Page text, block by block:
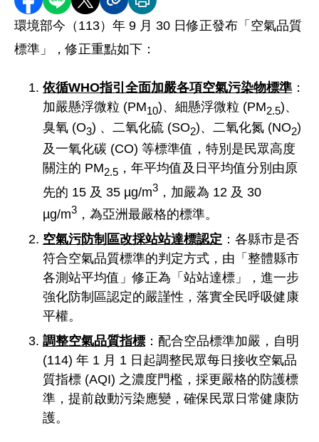
分享至 Facebook
分享到 LINE
分享到 X分享內容連結
列印本頁
環境部今（113）年 9 月 30 日修正發布「空氣品質
標準」，修正重點如下：
依循WHO指引全面加嚴各項空氣污染物標準 ：
加嚴懸浮微粒 (PM10)、細懸浮微粒 (PM2.5)、
臭氧 (O3) 、二氧化硫 (SO2)、二氧化氮 (NO2)
及一氧化碳 (CO) 等標準值，特別是民眾高度
關注的 PM2.5 ，年平均值及日平均值分別由原
先的 15 及 35 µg/m3 ，加嚴為 12 及 30
µg/m3 ，為亞洲最嚴格的標準。
空氣污防制區改採站站達標認定 ：各縣市是否
符合空氣品質標準的判定方式，由「整體縣市
各測站平均值」修正為「站站達標」，進一步
強化防制區認定的嚴謹性，落實全民呼吸健康
平權。
調整空氣品質指標 ：配合空品標準加嚴，自明
(114) 年 1 月 1 日起調整民眾每日接收空氣品
質指標 (AQI) 之濃度門檻，採更嚴格的防護標
準，提前啟動污染應變，確保民眾日常健康防
護。